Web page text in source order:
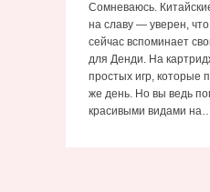
Сомневаюсь.
на славу — уверен,
сейчас вспоминает
для Денди. На
простых игр, которые
же день. Но вы ведь
красивыми видами